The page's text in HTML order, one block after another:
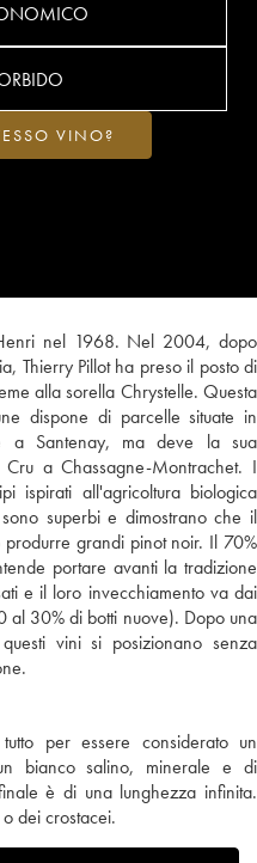
nel 1968. Nel 2004, dopo
Thierry Pillot ha preso il posto di
alla sorella Chrystelle. Questa
dispone di parcelle situate in
a Santenay, ma deve la sua
a Chassagne-Montrachet. I
ispirati all'agricoltura biologica
superbi e dimostrano che il
grandi pinot noir. Il 70%
portare avanti la tradizione
e il loro invecchiamento va dai
al 30% di botti nuove). Dopo una
vini si posizionano senza
per essere considerato un
bianco salino, minerale e di
è di una lunghezza infinita.
dei crostacei.
VINO?